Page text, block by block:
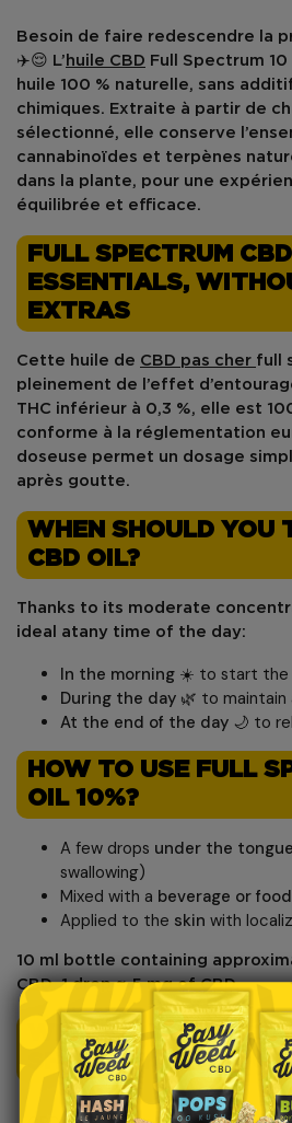
Besoin de faire redescendre la
✈️😌 L’ huile CBD Full Spectrum 10
huile 100 % naturelle, sans
chimiques. Extraite à partir de
sélectionné, elle conserve
cannabinoïdes et terpènes
dans la plante, pour une
équilibrée et efficace.
FULL SPECTRUM
ESSENTIALS,
EXTRAS
Cette huile de CBD pas cher full
pleinement de
l’effet
THC inférieur à 0,3 %, elle est
conforme à la réglementation
doseuse permet un dosage
après goutte.
WHEN SHOULD YOU
CBD OIL?
Thanks to its moderate
ideal atany time of the day:
In the morning ☀️ to start the
During the day 🌿 to
At the end of the day 🌙 to
HOW TO USE FULL
OIL 10%?
A few drops under the tongue
swallowing)
Mixed with a beverage or food
Applied to the skin with
10 ml bottle containing
CBD. 1 drop ≈5 mg of CBD.
WHICH FULL
SHOULD YOU